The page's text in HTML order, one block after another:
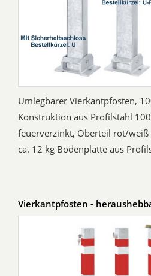
Umlegbarer Vierkantpfosten,
Konstruktion aus Profilstahl
feuerverzinkt, Oberteil rot/
ca. 12 kg Bodenplatte aus
Vierkantpfosten -